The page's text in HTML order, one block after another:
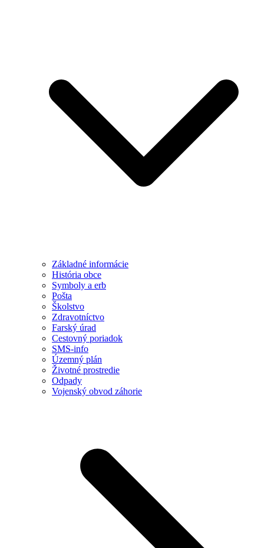
Základné informácie
História obce
Symboly a erb
Pošta
Školstvo
Zdravotníctvo
Farský úrad
Cestovný poriadok
SMS-info
Územný plán
Životné prostredie
Odpady
Vojenský obvod záhorie